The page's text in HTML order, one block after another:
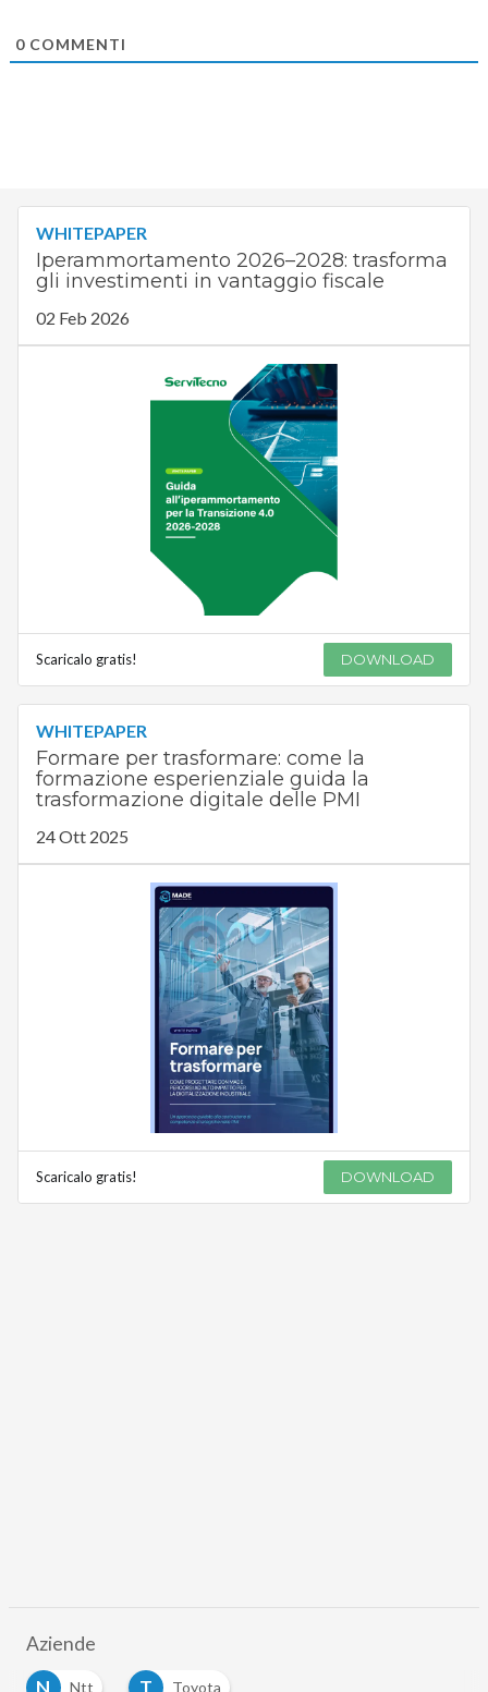
0COMMENTI
WHITEPAPER
Iperammortamento 2026–2028: trasforma
gli investimenti in vantaggio fiscale
02 Feb 2026
Scaricalo gratis! DOWNLOAD
WHITEPAPER
Formare per trasformare: come la
formazione esperienziale guida la
trasformazione digitale delle PMI
24 Ott 2025
Scaricalo gratis! DOWNLOAD
Aziende
N
Ntt T Toyota